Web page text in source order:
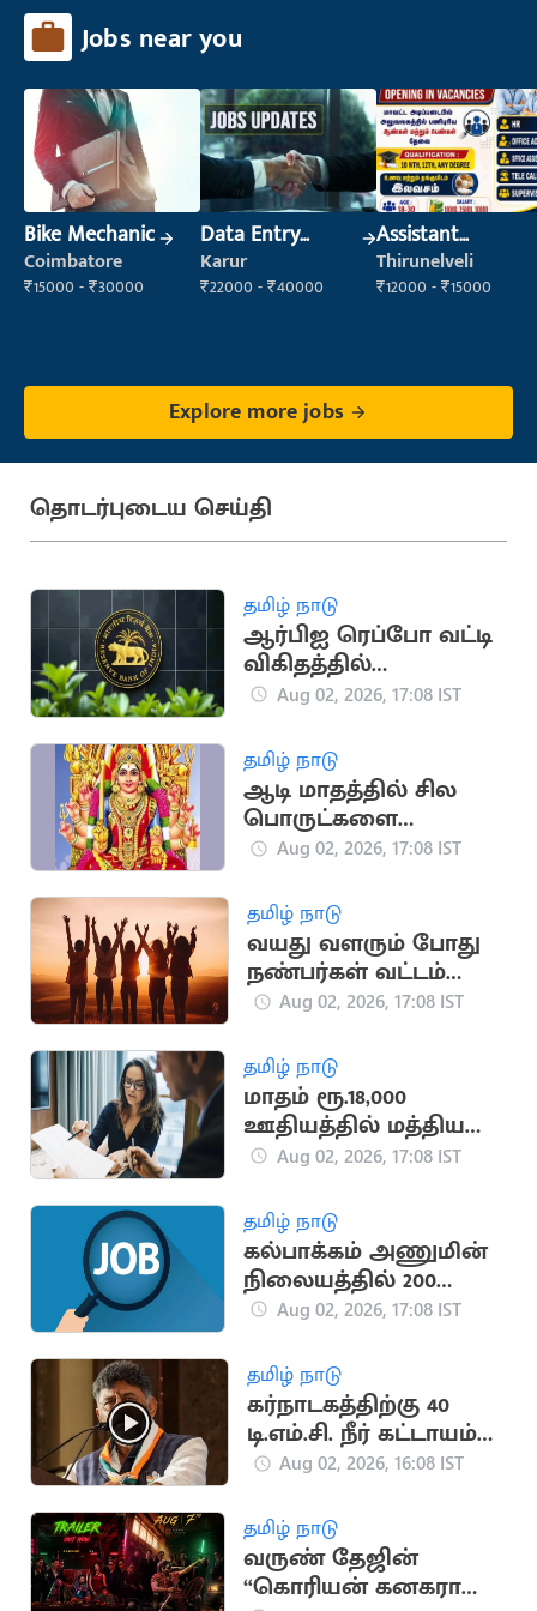
Jobs near you
Bike Mechanic
Coimbatore
₹15000 - ₹30000
Data Entry
Operator
Karur
₹22000 - ₹40000
Assistant
Manager
Thirunelveli
₹12000 - ₹15000
Explore more jobs
தொடர்புடைய செய்தி
தமிழ் நாடு
ஆர்பிஐ ரெப்போ வட்டி
விகிதத்தில்
மாற்றமில்லை:
நிபுணர்கள் கணிப்பு
Aug 02, 2026, 17:08 IST
தமிழ் நாடு
ஆடி மாதத்தில் சில
பொருட்களை
வாங்கினால் பண
Aug 02, 2026, 17:08 IST
தமிழ் நாடு
வயது வளரும் போது
நண்பர்கள் வட்டம்
சுருங்குவது ஏன்?
Aug 02, 2026, 17:08 IST
தமிழ் நாடு
மாதம் ரூ.18,000
ஊதியத்தில் மத்திய
அரசின்கீழ் புதிய
அறிவிப்பு
Aug 02, 2026, 17:08 IST
தமிழ் நாடு
கல்பாக்கம் அணுமின்
நிலையத்தில் 200
அப்ரண்டீஸ்
Aug 02, 2026, 17:08 IST
தமிழ் நாடு
கர்நாடகத்திற்கு 40
டி.எம்.சி. நீர் கட்டாயம்
தேவை..
Aug 02, 2026, 16:08 IST
தமிழ் நாடு
வருண் தேஜின்
“கொரியன் கனகராஜு”